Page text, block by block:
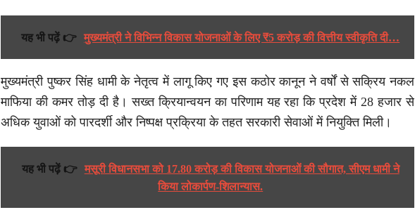
यह भी पढ़ें 👉 मुख्यमंत्री ने विभिन्न विकास योजनाओं के लिए ₹5 करोड़ की वित्तीय स्वीकृति दी…
मुख्यमंत्री पुष्कर सिंह धामी के नेतृत्व में लागू किए गए इस कठोर कानून ने वर्षों से सक्रिय नकल
माफिया की कमर तोड़ दी है। सख्त क्रियान्वयन का परिणाम यह रहा कि प्रदेश में 28 हजार से
अधिक युवाओं को पारदर्शी और निष्पक्ष प्रक्रिया के तहत सरकारी सेवाओं में नियुक्ति मिली।
यह भी पढ़ें 👉 मसूरी विधानसभा को 17.80 करोड़ की विकास योजनाओं की सौगात, सीएम धामी ने
किया लोकार्पण-शिलान्यास.